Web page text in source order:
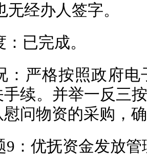
经办人签字。
已完成。
：严格按照政府
续。并举一反三
问物资的采购，
9：优抚资金发放